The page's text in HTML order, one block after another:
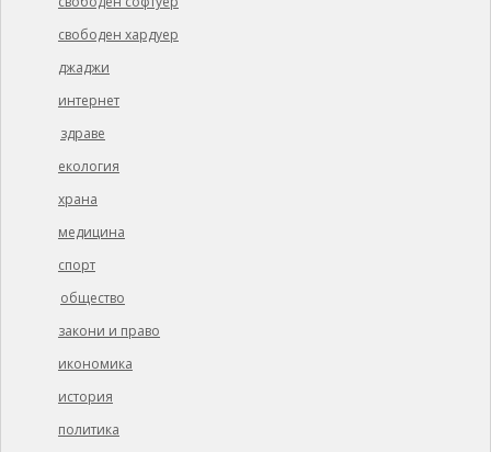
свободен хардуер
джаджи
интернет
здраве
екология
храна
медицина
спорт
общество
закони и право
икономика
история
политика